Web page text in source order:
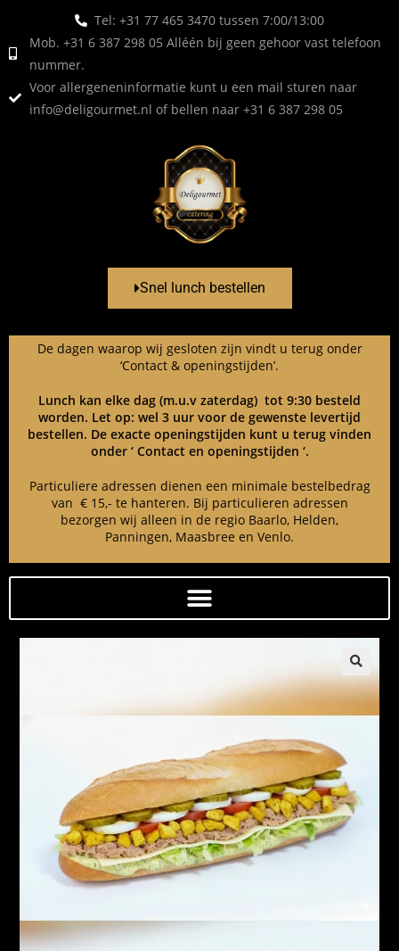
Tel: +31 77 465 3470 tussen 7:00/13:00
Mob. +31 6 387 298 05 Alléén bij geen gehoor vast telefoon
nummer.
Voor allergeneninformatie kunt u een mail sturen naar
info@deligourmet.nl of bellen naar +31 6 387 298 05
Snel lunch bestellen
De dagen waarop wij gesloten zijn vindt u terug onder
‘Contact & openingstijden’.
Lunch kan elke dag (m.u.v zaterdag) tot 9:30 besteld
worden. Let op: wel 3 uur voor de gewenste levertijd
bestellen. De exacte openingstijden kunt u terug vinden
onder ‘ Contact en openingstijden ‘.
Particuliere adressen dienen een minimale bestelbedrag
van € 15,- te hanteren. Bij particulieren adressen
bezorgen wij alleen in de regio Baarlo, Helden,
Panningen, Maasbree en Venlo.